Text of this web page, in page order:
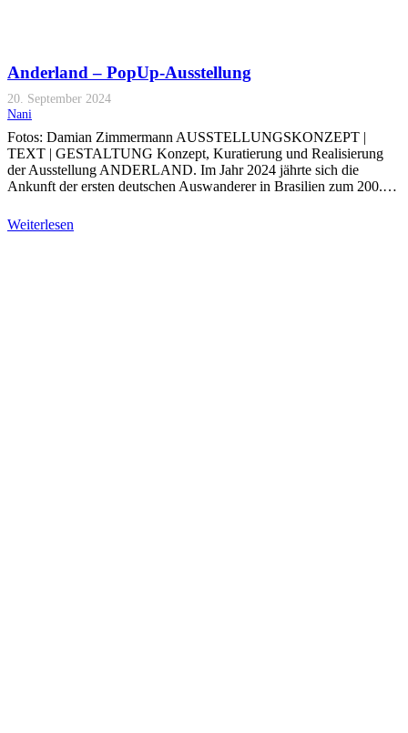
Anderland – PopUp-Ausstellung
20. September 2024
Nani
Fotos: Damian Zimmermann AUSSTELLUNGSKONZEPT |
TEXT | GESTALTUNG Konzept, Kuratierung und Realisierung
der Ausstellung ANDERLAND. Im Jahr 2024 jährte sich die
Ankunft der ersten deutschen Auswanderer in Brasilien zum 200.…
Weiterlesen